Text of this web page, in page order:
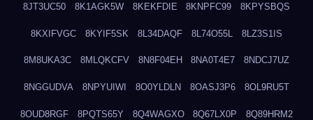
8JT3UC50 8K1AGK5W 8KEKFDIE 8KNPFC99 8KPYSBQS
8KXIFVGC 8KYIF5SK 8L34DAQF 8L74O55L 8LZ3S1IS
8M8UKA3C 8MLQKCFV 8N8F04EH 8NA0T4E7 8NDCJ7UZ
8NGGUDVA 8NPYUIWI 8O0YLDLN 8OASJ3P6 8OL9RU5T
8OUD8RGF 8PQTS65Y 8Q4WAGXO 8Q67LX0P 8Q89HRM2